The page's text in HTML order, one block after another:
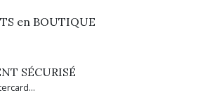
en BOUTIQUE
SÉCURISÉ